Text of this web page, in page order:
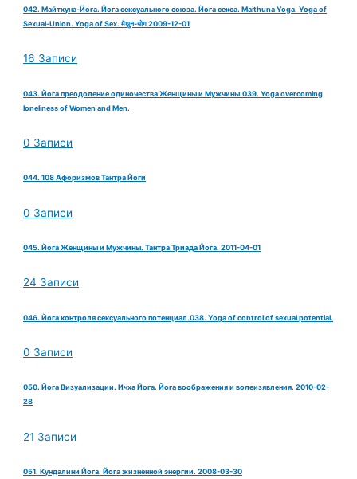
042. Майтхуна-Йога. Йога сексуального союза. Йога секса. Maithuna Yoga. Yoga of
Sexual-Union. Yoga of Sex. मैथुन-योग 2009-12-01
16 Записи
043. Йога преодоление одиночества Женщины и Мужчины.039. Yoga overcoming
loneliness of Women and Men.
0 Записи
044. 108 Афоризмов Тантра Йоги
0 Записи
045. Йога Женщины и Мужчины. Тантра Триада Йога. 2011-04-01
24 Записи
046. Йога контроля сексуального потенциал.038. Yoga of control of sexual potential.
0 Записи
050. Йога Визуализации. Ичха Йога. Йога воображения и волеизявления. 2010-02-
28
21 Записи
051. Кундалини Йога. Йога жизненной энергии. 2008-03-30